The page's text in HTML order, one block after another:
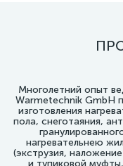
Многолетний опыт
Warmetechnik GmbH
изготовления
пола, снеготаяния,
нагревательнею
(экструзия,
и тупиковой